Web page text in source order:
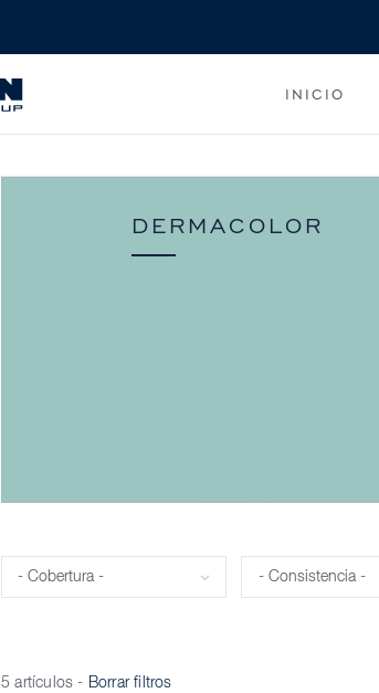
INICIO
DERMACOLOR
Cobertura Consistencia
5 artículos - Borrar filtros